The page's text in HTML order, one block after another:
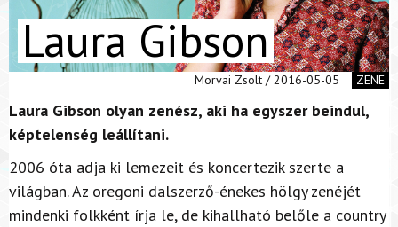
Laura Gibson
Morvai Zsolt / 2016-05-05 ZENE
Laura Gibson olyan zenész, aki ha egyszer beindul,
képtelenség leállítani.
2006 óta adja ki lemezeit és koncertezik szerte a
világban. Az oregoni dalszerző-énekes hölgy zenéjét
mindenki folkként írja le, de kihallható belőle a country